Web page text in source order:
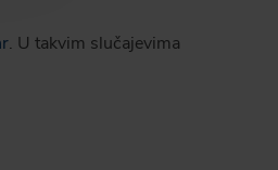
. U takvim slučajevima